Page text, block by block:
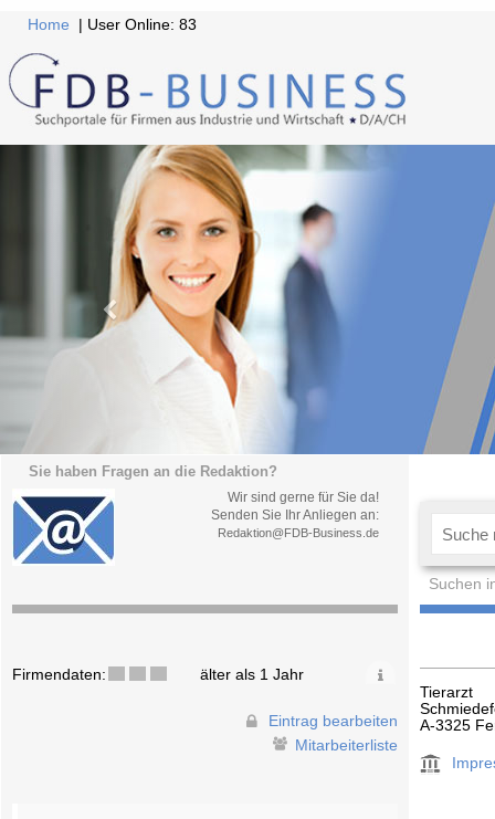
Home | User Online: 83
Sie haben Fragen an die Redaktion?
Wir sind gerne für Sie da!
Senden Sie Ihr Anliegen an:
Redaktion@FDB-Business.de
Suchen
Firmendaten: älter als 1 Jahr
Eintrag bearbeiten
Mitarbeiterliste
Tierarzt
A-3325